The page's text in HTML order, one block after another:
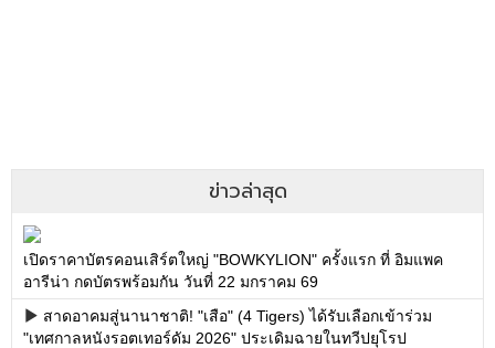
ข่าวล่าสุด
เปิดราคาบัตรคอนเสิร์ตใหญ่ "BOWKYLION" ครั้งแรก ที่ อิมแพค
อารีน่า กดบัตรพร้อมกัน วันที่ 22 มกราคม 69
สาดอาคมสู่นานาชาติ! "เสือ" (4 Tigers) ได้รับเลือกเข้าร่วม
"เทศกาลหนังรอตเทอร์ดัม 2026" ประเดิมฉายในทวีปยุโรป